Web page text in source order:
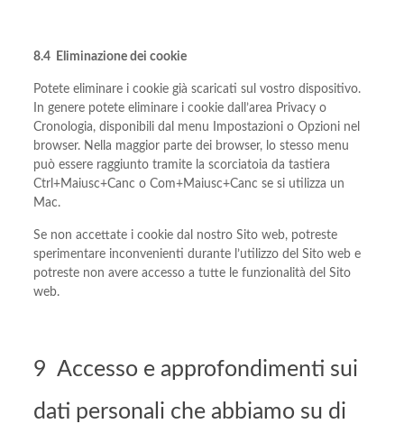
8.4 Eliminazione dei cookie
Potete eliminare i cookie già scaricati sul vostro dispositivo.
In genere potete eliminare i cookie dall’area Privacy o
Cronologia, disponibili dal menu Impostazioni o Opzioni nel
browser. Nella maggior parte dei browser, lo stesso menu
può essere raggiunto tramite la scorciatoia da tastiera
Ctrl+Maiusc+Canc o Com+Maiusc+Canc se si utilizza un
Mac.
Se non accettate i cookie dal nostro Sito web, potreste
sperimentare inconvenienti durante l’utilizzo del Sito web e
potreste non avere accesso a tutte le funzionalità del Sito
web.
9 Accesso e approfondimenti sui
dati personali che abbiamo su di